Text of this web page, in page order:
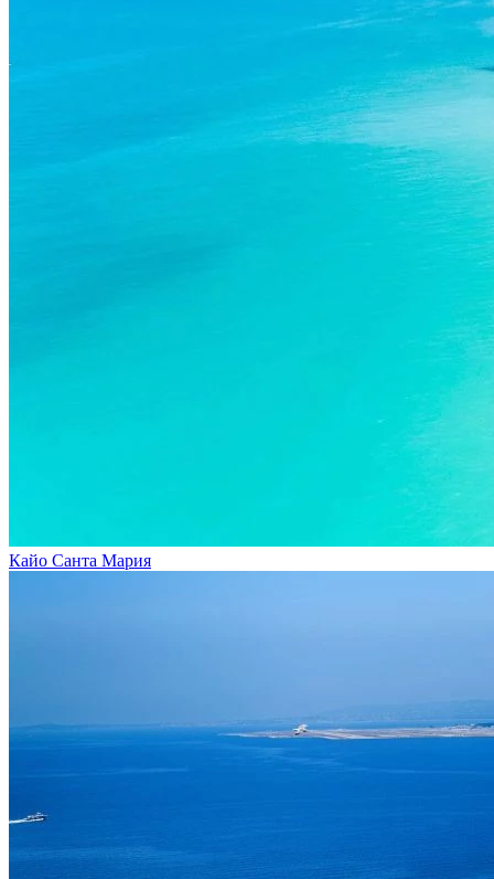
Кайо Санта Мария